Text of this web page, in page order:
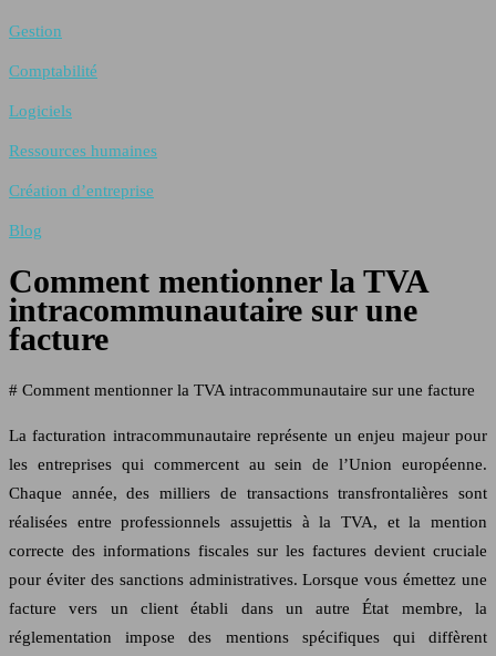
Gestion
Comptabilité
Logiciels
Ressources humaines
Création d’entreprise
Blog
Comment mentionner la TVA
intracommunautaire sur une
facture
# Comment mentionner la TVA intracommunautaire sur une facture
La facturation intracommunautaire représente un enjeu majeur pour
les entreprises qui commercent au sein de l’Union européenne.
Chaque année, des milliers de transactions transfrontalières sont
réalisées entre professionnels assujettis à la TVA, et la mention
correcte des informations fiscales sur les factures devient cruciale
pour éviter des sanctions administratives. Lorsque vous émettez une
facture vers un client établi dans un autre État membre, la
réglementation impose des mentions spécifiques qui diffèrent